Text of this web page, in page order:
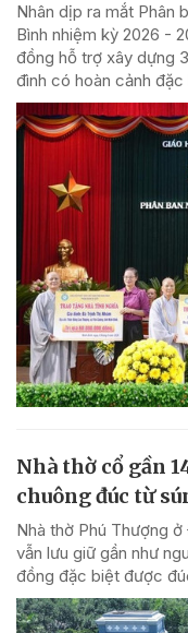
Nhân dịp ra mắt Phân
Bình nhiệm kỳ 2026 -
đồng hỗ trợ xây dựng
đình có hoàn cảnh
Nhà thờ cổ gần
chuông đúc từ
Nhà thờ Phú Thượng
vẫn lưu giữ gần như
đồng đặc biệt được